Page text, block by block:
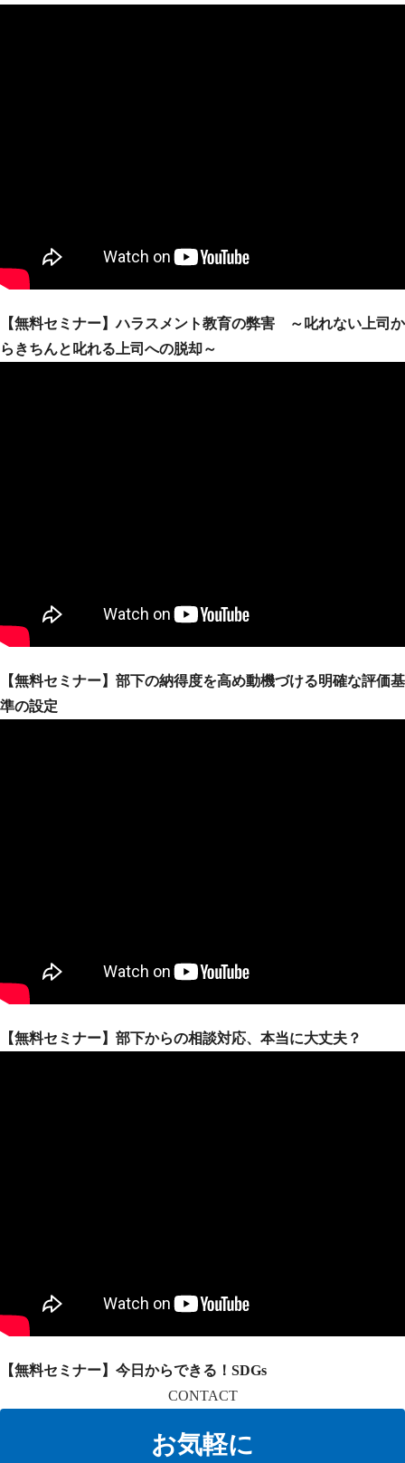
【無料セミナー】ハラスメント教育の弊害 ～叱れない上司か
らきちんと叱れる上司への脱却～
【無料セミナー】部下の納得度を高め動機づける明確な評価基
準の設定
【無料セミナー】部下からの相談対応、本当に大丈夫？
【無料セミナー】今日からできる！SDGs
CONTACT
お気軽に